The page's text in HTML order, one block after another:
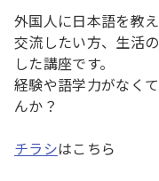
外国人に日本語を教
交流したい方、生活
した講座です。
経験や語学力がなく
んか？
チラシはこちら